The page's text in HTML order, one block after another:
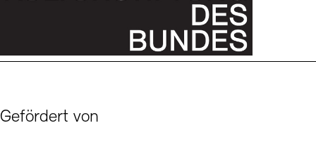
Gefördert von